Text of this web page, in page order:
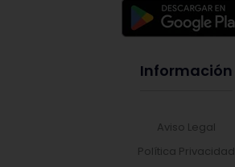
Información
Aviso Legal
Política Privacidad